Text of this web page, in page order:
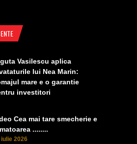
Vasilescu aplica
lui Nea Marin:
mare e o garantie
investitori
Cea mai tare smecherie e
........
iulie 2026